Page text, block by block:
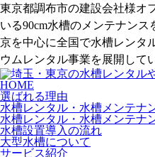
東京都調布市の建設会社様オ
いる90cm水槽のメンテナン
京を中心に全国で水槽レンタ
ウムレンタル事業を展開して
HOME
選ばれる理由
水槽レンタル・水槽メンテナ
水槽レンタル・水槽メンテナ
水槽設置導入の流れ
大型水槽について
サービス紹介